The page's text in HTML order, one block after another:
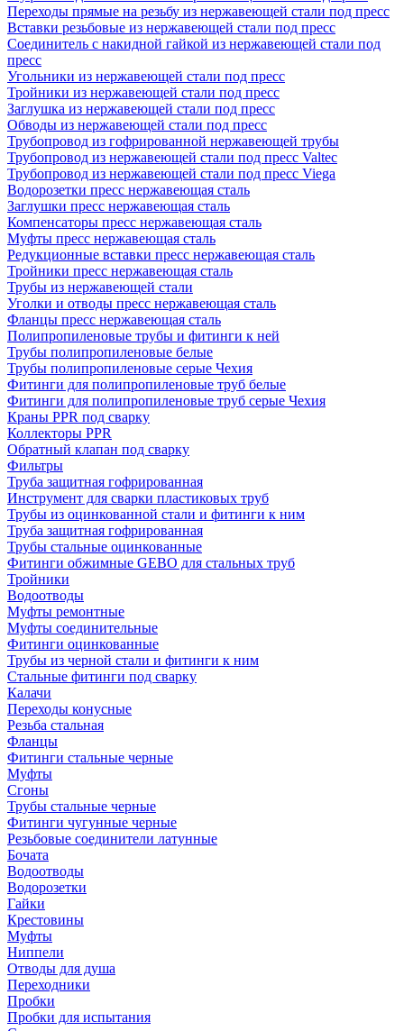
Переходы прямые на резьбу из нержавеющей стали под пресс
Вставки резьбовые из нержавеющей стали под пресс
Соединитель с накидной гайкой из нержавеющей стали под
пресс
Угольники из нержавеющей стали под пресс
Тройники из нержавеющей стали под пресс
Заглушка из нержавеющей стали под пресс
Обводы из нержавеющей стали под пресс
Трубопровод из гофрированной нержавеющей трубы
Трубопровод из нержавеющей стали под пресс Valtec
Трубопровод из нержавеющей стали под пресс Viega
Водорозетки пресс нержавеющая сталь
Заглушки пресс нержавеющая сталь
Компенсаторы пресс нержавеющая сталь
Муфты пресс нержавеющая сталь
Редукционные вставки пресс нержавеющая сталь
Тройники пресс нержавеющая сталь
Трубы из нержавеющей стали
Уголки и отводы пресс нержавеющая сталь
Фланцы пресс нержавеющая сталь
Полипропиленовые трубы и фитинги к ней
Трубы полипропиленовые белые
Трубы полипропиленовые серые Чехия
Фитинги для полипропиленовые труб белые
Фитинги для полипропиленовые труб серые Чехия
Краны PPR под сварку
Коллекторы PPR
Обратный клапан под сварку
Фильтры
Труба защитная гофрированная
Инструмент для сварки пластиковых труб
Трубы из оцинкованной стали и фитинги к ним
Труба защитная гофрированная
Трубы стальные оцинкованные
Фитинги обжимные GEBO для стальных труб
Тройники
Водоотводы
Муфты ремонтные
Муфты соединительные
Фитинги оцинкованные
Трубы из черной стали и фитинги к ним
Стальные фитинги под сварку
Калачи
Переходы конусные
Резьба стальная
Фланцы
Фитинги стальные черные
Муфты
Сгоны
Трубы стальные черные
Фитинги чугунные черные
Резьбовые соединители латунные
Бочата
Водоотводы
Водорозетки
Гайки
Крестовины
Муфты
Ниппели
Отводы для душа
Переходники
Пробки
Пробки для испытания